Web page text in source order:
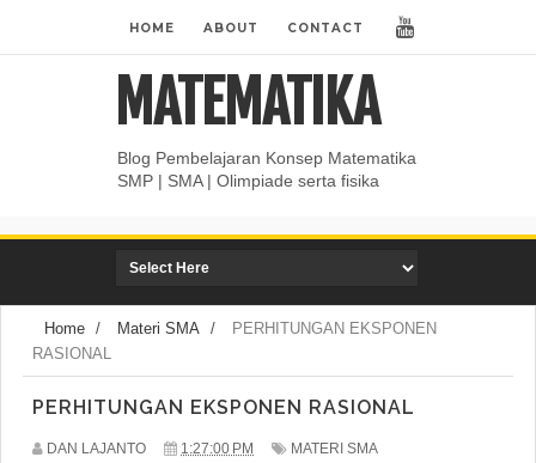
HOME ABOUT CONTACT
MATEMATIKA
Blog Pembelajaran Konsep Matematika
SMP | SMA | Olimpiade serta fisika
Home / Materi SMA /
PERHITUNGAN EKSPONEN
RASIONAL
PERHITUNGAN EKSPONEN RASIONAL
DAN LAJANTO 1:27:00 PM MATERI SMA